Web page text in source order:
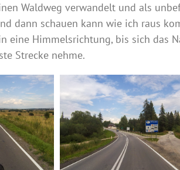
Waldweg verwandelt und als
dann schauen kann wie ich raus
eine Himmelsrichtung, bis sich das
Strecke nehme.